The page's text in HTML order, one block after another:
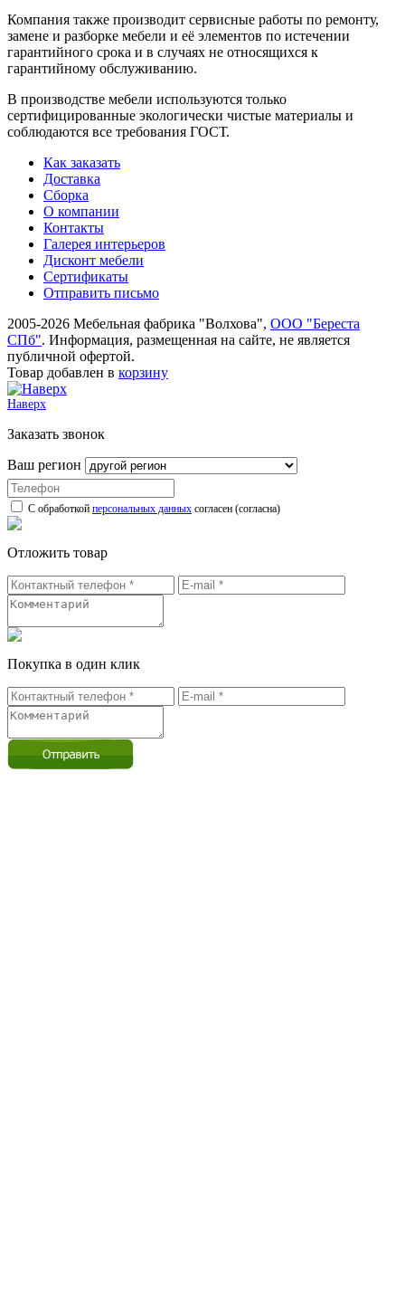
Компания также производит сервисные работы по ремонту,
замене и разборке мебели и её элементов по истечении
гарантийного срока и в случаях не относящихся к
гарантийному обслуживанию.
В производстве мебели используются только
сертифицированные экологически чистые материалы и
соблюдаются все требования ГОСТ.
Как заказать
Доставка
Сборка
О компании
Контакты
Галерея интерьеров
Дисконт мебели
Сертификаты
Отправить письмо
2005-2026 Мебельная фабрика "Волхова", ООО "Береста
СПб". Информация, размещенная на сайте, не является
публичной офертой.
Товар добавлен в корзину
Наверх
Заказать звонок
Ваш регион
С обработкой персональных данных согласен (согласна)
Отложить товар
Покупка в один клик